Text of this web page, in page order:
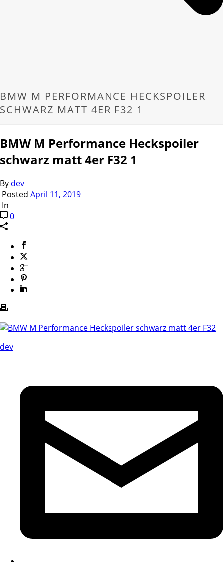
BMW M PERFORMANCE HECKSPOILER
SCHWARZ MATT 4ER F32 1
BMW M Performance Heckspoiler
schwarz matt 4er F32 1
By dev
Posted April 11, 2019
In
0
dev